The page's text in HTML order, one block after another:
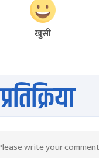
खुसी
प्रतिक्रिया